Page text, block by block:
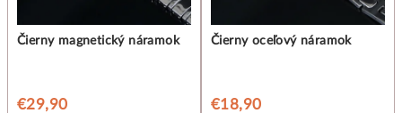
Čierny magnetický náramok
€29,90
Čierny oceľový náramok
€18,90